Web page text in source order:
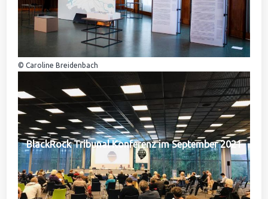
© Caroline Breidenbach
BlackRock Tribunal Konferenz im September 2021